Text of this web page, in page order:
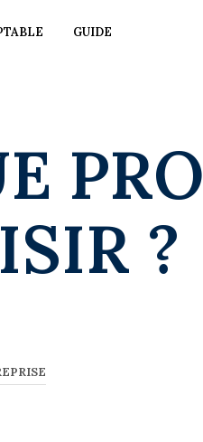
GUIDE
PRO
?